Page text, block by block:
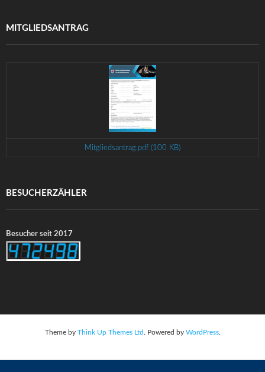
MITGLIEDSANTRAG
Mitgliedsantrag.pdf (100 KB)
BESUCHERZÄHLER
Besucher seit 2017
Theme by Think Up Themes Ltd . Powered by WordPress.